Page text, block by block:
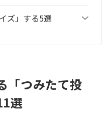
ズ」する5選
「つみたて投
選